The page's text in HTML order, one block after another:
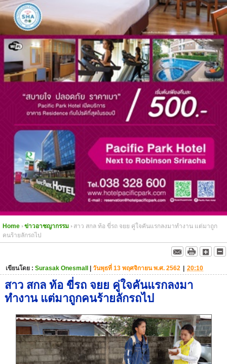
Home ข่าวอาชญากรรม
สาว สกล ท้อ ขี่รถ จยย คู่ใจคันแรกลงมาทำงาน แต่มาถูก
คนร้ายลักรถไป
เขียนโดย : Surasak Onesmall | วันพุธที่ 13 พฤศจิกายน พ.ศ. 2562 | 20:10
สาว สกล ท้อ ขี่รถ จยย คู่ใจคันแรกลงมา
ทำงาน แต่มาถูกคนร้ายลักรถไป